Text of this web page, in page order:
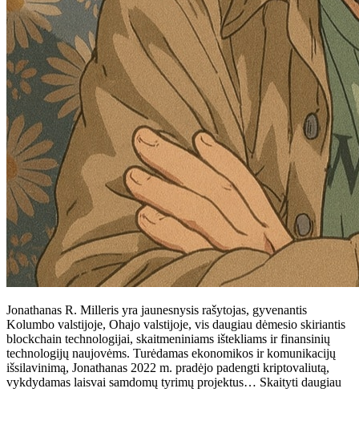
Jonathanas R. Milleris yra jaunesnysis rašytojas, gyvenantis
Kolumbo valstijoje, Ohajo valstijoje, vis daugiau dėmesio skiriantis
blockchain technologijai, skaitmeniniams ištekliams ir finansinių
technologijų naujovėms. Turėdamas ekonomikos ir komunikacijų
išsilavinimą, Jonathanas 2022 m. pradėjo padengti kriptovaliutą,
vykdydamas laisvai samdomų tyrimų projektus… Skaityti daugiau